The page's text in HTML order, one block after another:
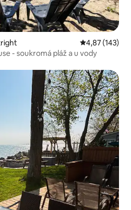
Průměrné
4,87 (143)
- soukromá pláž a u vody